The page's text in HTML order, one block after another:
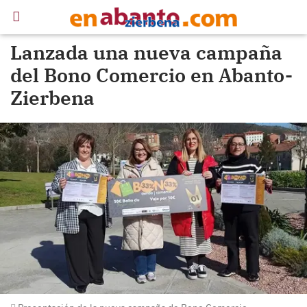
Lanzada una nueva campaña
del Bono Comercio en Abanto-
Zierbena